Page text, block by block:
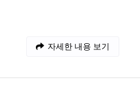
자세한 내용 보기